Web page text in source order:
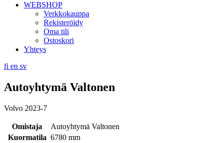
WEBSHOP
Verkkokauppa
Rekisteröidy
Oma tili
Ostoskori
Yhteys
fi en sv
Autoyhtymä Valtonen
Volvo 2023-7
Omistaja
Autoyhtymä Valtonen
Kuormatila 6780 mm